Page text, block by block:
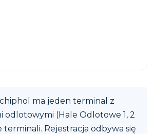
ma jeden terminal z
odlotowymi (Hale Odlotowe 1, 2
terminali. Rejestracja odbywa się